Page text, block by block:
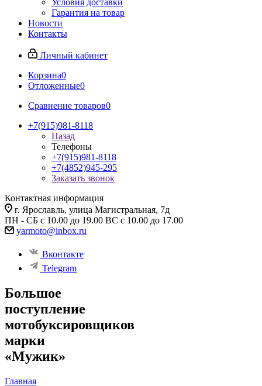
Условия доставки
Гарантия на товар
Новости
Контакты
Личный кабинет
Корзина0
Отложенные0
Сравнение товаров0
+7(915)981-8118
Назад
Телефоны
+7(915)981-8118
+7(4852)945-295
Заказать звонок
Контактная информация
г. Ярославль, улица Магистральная, 7д
ПН - СБ с 10.00 до 19.00 ВС с 10.00 до 17.00
yarmoto@inbox.ru
Вконтакте
Telegram
Большое
поступление
мотобуксировщиков
марки
«Мужик»
Главная